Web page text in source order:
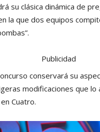
su clásica dinámica de
la que dos equipos
Publicidad
conservará su
modificaciones que lo
Cuatro.